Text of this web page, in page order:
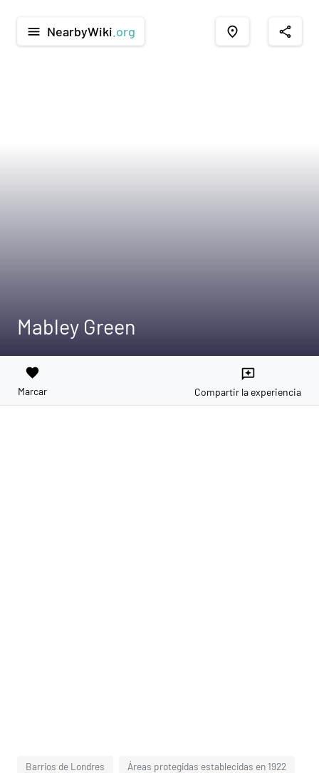
menu NearbyWiki .org place share
Mabley Green
favorite
Marcar
reviews
Compartir la experiencia
Barrios de Londres Áreas protegidas establecidas en 1922